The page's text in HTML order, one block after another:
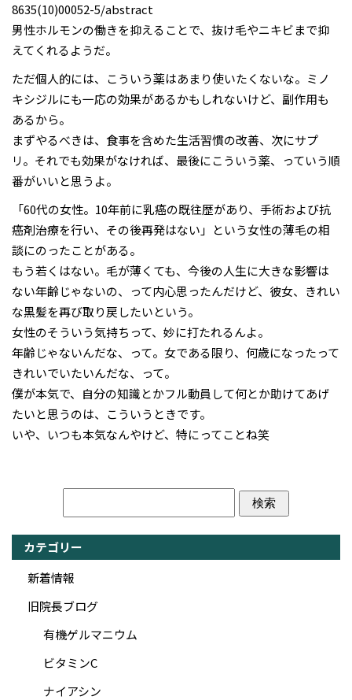
8635(10)00052-5/abstract
男性ホルモンの働きを抑えることで、抜け毛やニキビまで抑
えてくれるようだ。
ただ個人的には、こういう薬はあまり使いたくないな。ミノ
キシジルにも一応の効果があるかもしれないけど、副作用も
あるから。
まずやるべきは、食事を含めた生活習慣の改善、次にサプ
リ。それでも効果がなければ、最後にこういう薬、っていう順
番がいいと思うよ。
「60代の女性。10年前に乳癌の既往歴があり、手術および抗
癌剤治療を行い、その後再発はない」という女性の薄毛の相
談にのったことがある。
もう若くはない。毛が薄くても、今後の人生に大きな影響は
ない年齢じゃないの、って内心思ったんだけど、彼女、きれい
な黒髪を再び取り戻したいという。
女性のそういう気持ちって、妙に打たれるんよ。
年齢じゃないんだな、って。女である限り、何歳になったって
きれいでいたいんだな、って。
僕が本気で、自分の知識とかフル動員して何とか助けてあげ
たいと思うのは、こういうときです。
いや、いつも本気なんやけど、特にってことね笑
カテゴリー
新着情報
旧院長ブログ
有機ゲルマニウム
ビタミンC
ナイアシン